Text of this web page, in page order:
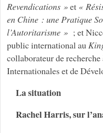
Revendications »et«
en Chine : une Pratique
l’Autoritarisme » ; et
public international au
collaborateur de
Internationales et de
La situation
Rachel Harris, sur